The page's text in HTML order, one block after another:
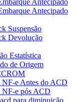
Antecipado
Antecipado
Suspensão
Devolução
Estatística
de Origem
e Antes do ACD
e pós ACD
para diminuição